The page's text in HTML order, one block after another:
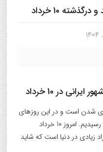
10 خرداد
ایرانی در 10 خرداد
شدن است و در این روزهای
درحال گذر به دهمین روز از خردادماه رسیدیم. امروز 10 خرداد
زیادی در دنیا است که شاید